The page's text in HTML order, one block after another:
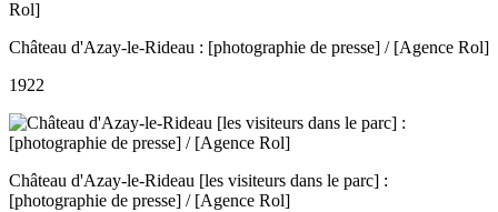
Château d'Azay-le-Rideau : [photographie de presse] / [Agence Rol]
1922
Château d'Azay-le-Rideau [les visiteurs dans le parc] :
[photographie de presse] / [Agence Rol]